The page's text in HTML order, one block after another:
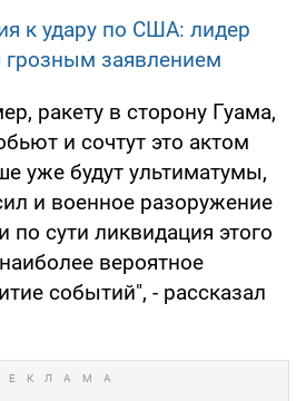
к удару по США: лидер
заявлением
ракету в сторону Гуама,
и сочтут это актом
уже будут ультиматумы,
и военное разоружение
по сути ликвидация этого
вероятное
событий", - рассказал